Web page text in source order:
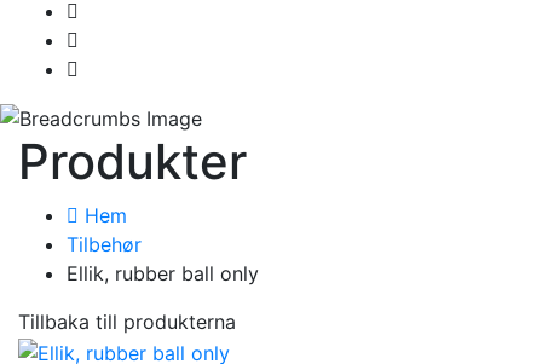
Produkter
Hem
Tilbehør
Ellik, rubber ball only
Tillbaka till produkterna